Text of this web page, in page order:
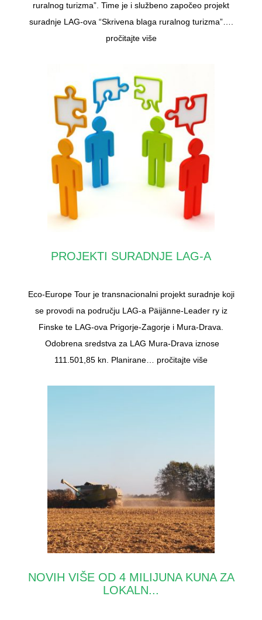
ruralnog turizma”. Time je i službeno započeo projekt
suradnje LAG-ova “Skrivena blaga ruralnog turizma”….
pročitajte više
PROJEKTI SURADNJE LAG-A
Eco-Europe Tour je transnacionalni projekt suradnje koji
se provodi na području LAG-a Päijänne-Leader ry iz
Finske te LAG-ova Prigorje-Zagorje i Mura-Drava.
Odobrena sredstva za LAG Mura-Drava iznose
111.501,85 kn. Planirane… pročitajte više
NOVIH VIŠE OD 4 MILIJUNA KUNA ZA
LOKALN...